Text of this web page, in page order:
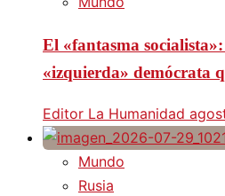
El «fantasma
«izquierda» demócrata
Editor La Humanidad
Mundo
Rusia